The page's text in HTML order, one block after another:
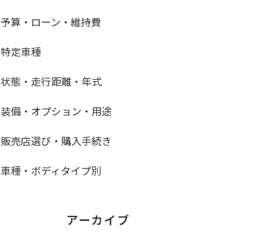
予算・ローン・維持費
特定車種
状態・走行距離・年式
装備・オプション・用途
販売店選び・購入手続き
車種・ボディタイプ別
アーカイブ